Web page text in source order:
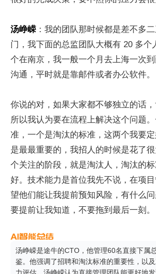
汤峥嵘 ：我的团队那时候都是差不多
门，我下面的总监团队大概有 20 多个
个在南京，我一般一个月去上海一次
沟通，平时就是靠邮件或者办公软件。
你说的对，如果大家都不够独立的话，
所以我认为要在流程上解决这个问题
准，一个是淘汰的标准，这两个我要
是最最重要的，我招人的时候是花了
个关注的阶段，就是淘汰人，淘汰的
好。技术能力是首位我先不说，在项
望他们能让我提前预知风险，有什么问
要提前让我知道，不要拖到最后一刻。
汤峥嵘是途牛的CTO，他管理60名直接下属
鉴。他强调了招聘和淘汰标准的重要性，以
力评估。汤峥嵘认为直接管理团队能更好地